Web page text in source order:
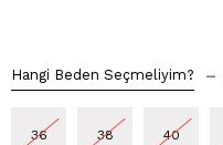
Hangi Beden Seçmeliyim? –
36 38 40